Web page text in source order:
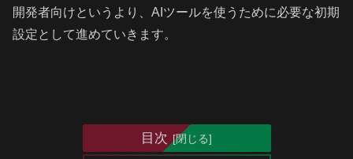
開発者向けというより、AIツールを使うために必要な初期
設定として進めていきます。
目次